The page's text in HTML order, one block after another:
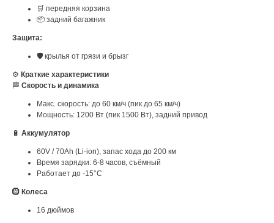
🛒 передняя корзина
📦 задний багажник
Защита:
🛡 крылья от грязи и брызг
⚙️ Краткие характеристики
🏁 Скорость и динамика
Макс. скорость: до 60 км/ч (пик до 65 км/ч)
Мощность: 1200 Вт (пик 1500 Вт), задний привод
🔋 Аккумулятор
60V / 70Ah (Li-ion), запас хода до 200 км
Время зарядки: 6-8 часов, съёмный
Работает до -15°C
🛞 Колеса
16 дюймов